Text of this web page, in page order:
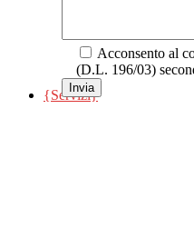
Ufficio Stampa
{Servizi}
Acconsento al
(D.L. 196/03)
Invia